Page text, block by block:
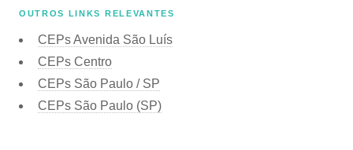
OUTROS LINKS RELEVANTES
CEPs Avenida São Luís
CEPs Centro
CEPs São Paulo / SP
CEPs São Paulo (SP)